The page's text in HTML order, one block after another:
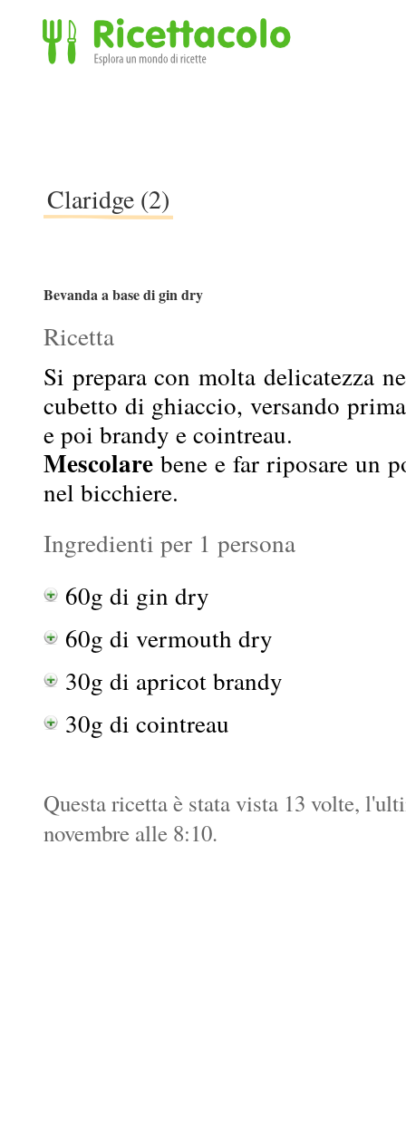
Claridge (2)
Bevanda a base di gin dry
Ricetta
Si prepara con molta delicatezza
cubetto di ghiaccio, versando
e poi brandy e cointreau.
Mescolare bene e far riposare un
nel bicchiere.
Ingredienti per 1 persona
60g di gin dry
60g di vermouth dry
30g di apricot brandy
30g di cointreau
Questa ricetta è stata vista 13 volte,
novembre alle 8:10.